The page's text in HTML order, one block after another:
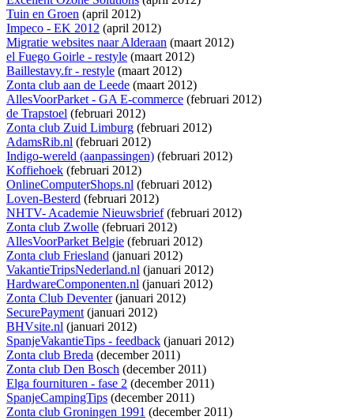
Tuin en Groen (april 2012)
Impeco - EK 2012 (april 2012)
Migratie websites naar Alderaan (maart 2012)
el Fuego Goirle - restyle (maart 2012)
Baillestavy.fr - restyle (maart 2012)
Zonta club aan de Leede (maart 2012)
AllesVoorParket - GA E-commerce (februari 2012)
de Trapstoel (februari 2012)
Zonta club Zuid Limburg (februari 2012)
AdamsRib.nl (februari 2012)
Indigo-wereld (aanpassingen) (februari 2012)
Koffiehoek (februari 2012)
OnlineComputerShops.nl (februari 2012)
Loven-Besterd (februari 2012)
NHTV- Academie Nieuwsbrief(februari 2012)
Zonta club Zwolle (februari 2012)
AllesVoorParket Belgie (februari 2012)
Zonta club Friesland (januari 2012)
VakantieTripsNederland.nl (januari 2012)
HardwareComponenten.nl (januari 2012)
Zonta Club Deventer(januari 2012)
SecurePayment(januari 2012)
BHVsite.nl (januari 2012)
SpanjeVakantieTips - feedback (januari 2012)
Zonta club Breda (december 2011)
Zonta club Den Bosch (december 2011)
Elga fournituren - fase 2 (december 2011)
SpanjeCampingTips (december 2011)
Zonta club Groningen 1991 (december 2011)